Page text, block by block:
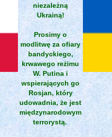
niezależną
Ukrainą!
Prosimy o
modlitwę za ofiary
bandyckiego,
krwawego reżimu
W. Putina i
wspierających go
Rosjan, który
udowadnia, że jest
międzynarodowym
terrorystą.